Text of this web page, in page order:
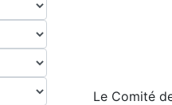
Le Comité